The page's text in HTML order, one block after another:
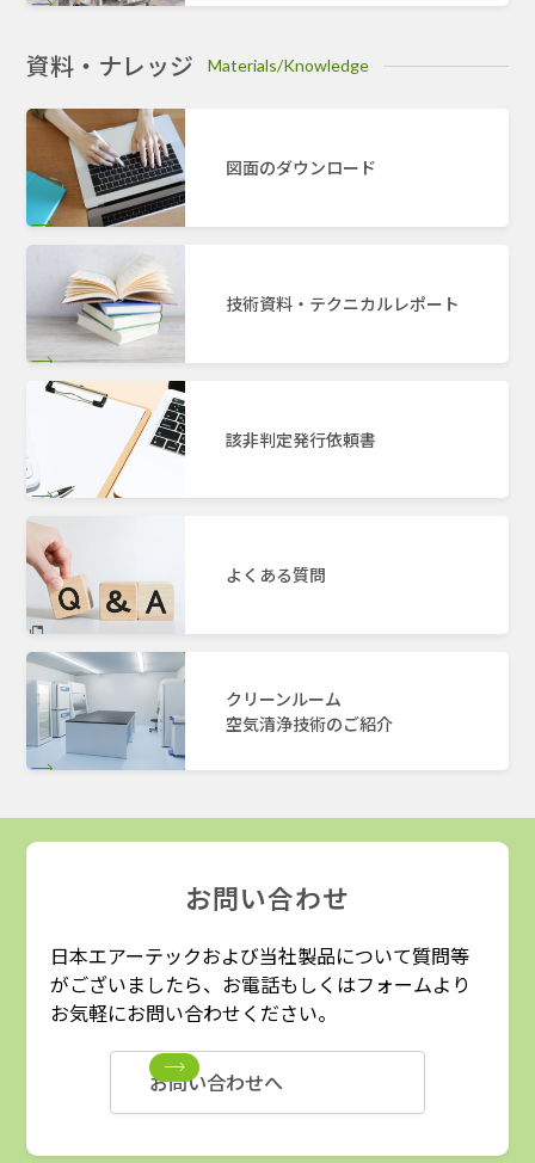
資料・ナレッジ Materials/Knowledge
図面のダウンロード
技術資料・テクニカルレポート
該非判定発行依頼書
よくある質問
クリーンルーム
空気清浄技術のご紹介
お問い合わせ
日本エアーテックおよび当社製品について質問等
がございましたら、お電話もしくはフォームより
お気軽にお問い合わせください。
お問い合わせへ